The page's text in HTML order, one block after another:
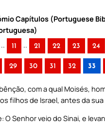
Capítulos (Portuguese
.. 11 .. 21 22 23 24
29 30 31 32 33
com a qual Moisés,
filhos de Israel, antes da
O Senhor veio do Sinai, e